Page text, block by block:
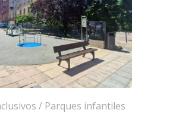
/ Parques infantiles